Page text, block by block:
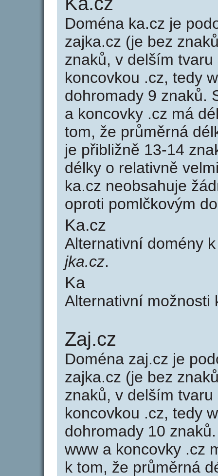
Doména ka.cz je
zajka.cz (je bez
znaků, v delším
koncovkou .cz, tedy
dohromady 9 znaků.
a koncovky .cz má
tom, že průměrná
je přibližně 13-14
délky o relativně
ka.cz neobsahuje
oproti pomlčkovým
Ka.cz
Alternativní domény
jka.cz.
Ka
Alternativní možnosti
Zaj.cz
Doména zaj.cz je
zajka.cz (je bez
znaků, v delším
koncovkou .cz, tedy
dohromady 10
www a koncovky .cz
k tom, že průměrná